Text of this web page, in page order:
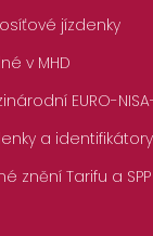
jízdenky
v MHD
EURO-
a identifikátory
znění Tarifu a SPP